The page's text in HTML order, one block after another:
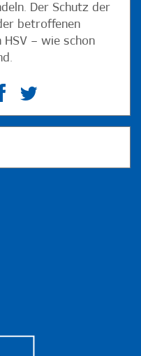
Der Schutz der
betroffenen
– wie schon